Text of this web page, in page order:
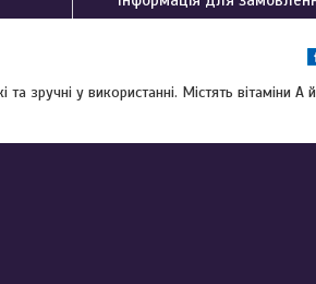
зручні у використанні. Містять вітаміни А